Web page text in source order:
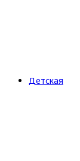
Детская